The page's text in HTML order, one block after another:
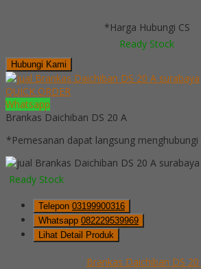
*Harga Hubungi CS
Ready Stock
Hubungi Kami
QUICK ORDER
Whatsapp
Brankas Daichiban DS 20 A
*Pemesanan dapat langsung
Ready Stock
Telepon 03199900316
Whatsapp 082229539969
Lihat Detail Produk
Brankas Daichiban DS 20